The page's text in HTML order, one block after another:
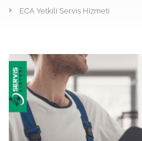
ECA Yetkili Servis Hizmeti